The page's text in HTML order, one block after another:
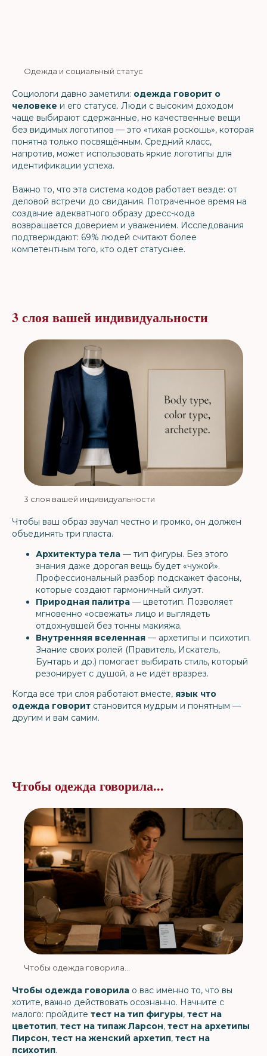
Одежда и социальный статус
Социологи давно заметили: одежда говорит о
человеке и его статусе. Люди с высоким доходом
чаще выбирают сдержанные, но качественные вещи
без видимых логотипов — это «тихая роскошь», которая
понятна только посвящённым. Средний класс,
напротив, может использовать яркие логотипы для
идентификации успеха.
Важно то, что эта система кодов работает везде: от
деловой встречи до свидания. Потраченное время на
создание адекватного образу дресс-кода
возвращается доверием и уважением. Исследования
подтверждают: 69% людей считают более
компетентным того, кто одет статуснее.
3 слоя вашей индивидуальности
3 слоя вашей индивидуальности
Чтобы ваш образ звучал честно и громко, он должен
объединять три пласта.
Архитектура тела — тип фигуры. Без этого
знания даже дорогая вещь будет «чужой».
Профессиональный разбор подскажет фасоны,
которые создают гармоничный силуэт.
Природная палитра — цветотип. Позволяет
мгновенно «освежать» лицо и выглядеть
отдохнувшей без тонны макияжа.
Внутренняя вселенная — архетипы и психотип.
Знание своих ролей (Правитель, Искатель,
Бунтарь и др.) помогает выбирать стиль, который
резонирует с душой, а не идёт вразрез.
Когда все три слоя работают вместе, язык что
одежда говорит становится мудрым и понятным —
другим и вам самим.
Чтобы одежда говорила...
Чтобы одежда говорила...
Чтобы одежда говорила о вас именно то, что вы
хотите, важно действовать осознанно. Начните с
малого: пройдите тест на тип фигуры, тест на
цветотип, тест на типаж Ларсон, тест на архетипы
Пирсон, тест на женский архетип, тест на
психотип.